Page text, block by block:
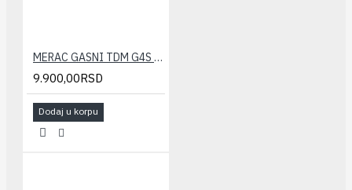
MERAC GASNI TDM G4S (verifikovan) 110mm
9.900,00RSD
Dodaj u korpu